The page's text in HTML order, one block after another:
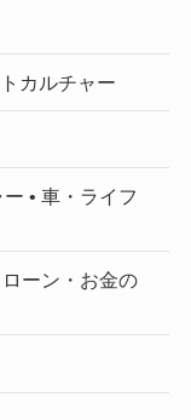
カルチャー
• 車・ライフ
ローン・お金の